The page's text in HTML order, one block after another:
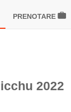
PRENOTARE
2022